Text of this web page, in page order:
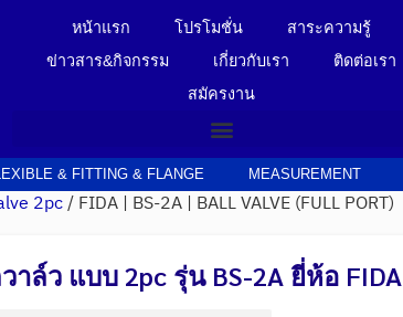
หน้าแรก โปรโมชั่น
สาระความรู้
ข่าวสาร&กิจกรรม
เกี่ยวกับเรา
ติดต่อเรา
สมัครงาน
& FITTING & FLANGE MEASUREMENT
2pc/ FIDA | BS-2A | BALL VALVE (FULL PORT)
าล์ว แบบ 2pc รุ่น BS-2A ยี่ห้อ FIDA